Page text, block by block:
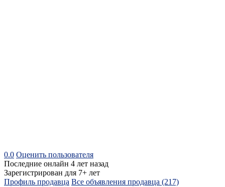
0.0 Оценить пользователя
Последние онлайн 4 лет назад
Зарегистрирован для 7+ лет
Профиль продавца Все объявления продавца (217)